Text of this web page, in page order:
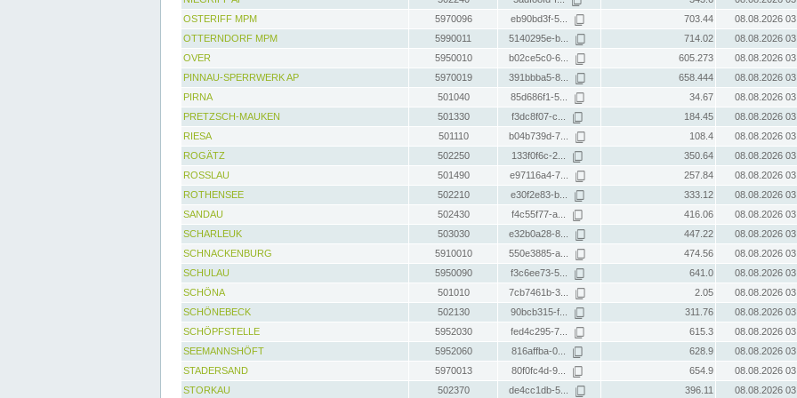
OSTERIFF MPM
5970096 eb90bd3f-5... 703.44
08.08.2026
OTTERNDORF MPM
5990011 5140295e-b... 714.02
08.08.2026
OVER
5950010 b02ce5c0-6... 605.273
08.08.2026
PINNAU-SPERRWERK AP
5970019 391bbba5-8... 658.444
08.08.2026
PIRNA
501040 85d686f1-5... 34.67
08.08.2026
PRETZSCH-MAUKEN
501330 f3dc8f07-c... 184.45
08.08.2026
RIESA
501110 b04b739d-7... 108.4
08.08.2026
ROGÄTZ
502250 133f0f6c-2... 350.64
08.08.2026
ROSSLAU
501490 e97116a4-7... 257.84
08.08.2026
ROTHENSEE
502210 e30f2e83-b... 333.12
08.08.2026
SANDAU
502430 f4c55f77-a... 416.06
08.08.2026
SCHARLEUK
503030 e32b0a28-8... 447.22
08.08.2026
SCHNACKENBURG
5910010 550e3885-a... 474.56
08.08.2026
SCHULAU
5950090 f3c6ee73-5... 641.0
08.08.2026
SCHÖNA
501010 7cb7461b-3... 2.05
08.08.2026
SCHÖNEBECK
502130 90bcb315-f... 311.76
08.08.2026
SCHÖPFSTELLE
5952030 fed4c295-7... 615.3
08.08.2026
SEEMANNSHÖFT
5952060 816affba-0... 628.9
08.08.2026
STADERSAND
5970013 80f0fc4d-9... 654.9
08.08.2026
STORKAU
502370 de4cc1db-5... 396.11 08.08.2026